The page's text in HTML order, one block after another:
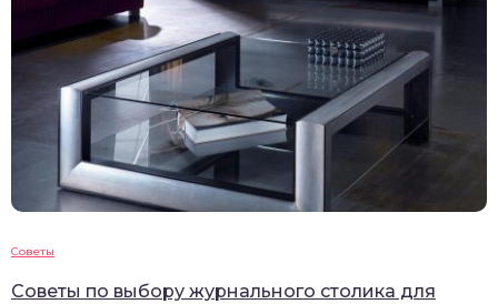
Советы
Советы по выбору журнального столика для